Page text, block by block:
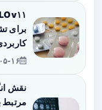
برای
نقش
مرتبط